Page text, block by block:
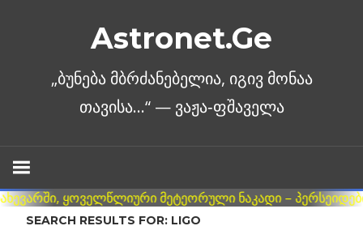
Astronet.Ge
SEARCH RESULTS FOR: LIGO